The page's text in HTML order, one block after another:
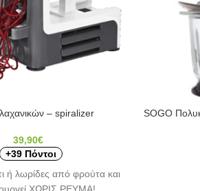
– spiralizer
39,90€
+39 Πόντοι
ή λωρίδες από φρούτα και
SOGO